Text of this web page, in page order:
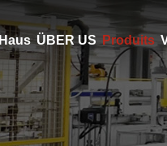
Haus ÜBER US Produits